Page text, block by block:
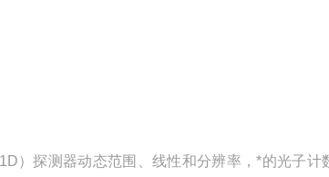
）探测器动态范围、线性和分辨率，*的光子计